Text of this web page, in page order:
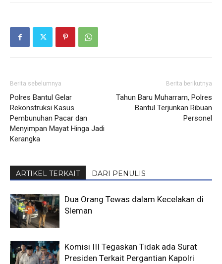
Berita sebelumnya
Polres Bantul Gelar
Rekonstruksi Kasus
Pembunuhan Pacar dan
Menyimpan Mayat Hinga Jadi
Kerangka
Berita berikutnya
Tahun Baru Muharram, Polres
Bantul Terjunkan Ribuan
Personel
ARTIKEL TERKAIT DARI PENULIS
Dua Orang Tewas dalam Kecelakan di
Sleman
Komisi III Tegaskan Tidak ada Surat
Presiden Terkait Pergantian Kapolri